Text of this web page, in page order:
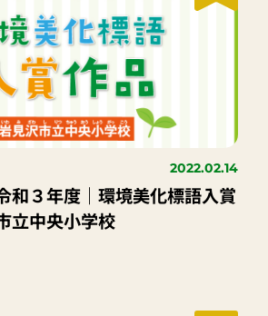
2022.02.14
和３年度｜環境美化標語入賞
中央小学校